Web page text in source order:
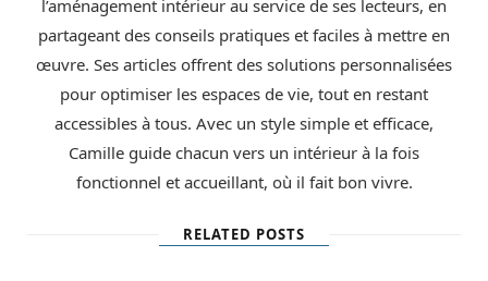
l’aménagement intérieur au service de ses lecteurs, en
partageant des conseils pratiques et faciles à mettre en
œuvre. Ses articles offrent des solutions personnalisées
pour optimiser les espaces de vie, tout en restant
accessibles à tous. Avec un style simple et efficace,
Camille guide chacun vers un intérieur à la fois
fonctionnel et accueillant, où il fait bon vivre.
RELATED POSTS